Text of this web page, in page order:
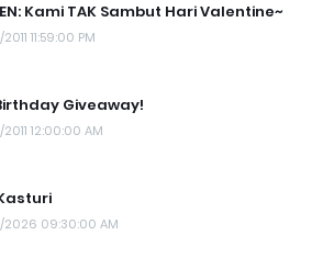
Kami TAK Sambut Hari Valentine~
11:59:00 PM
Giveaway!
2011 12:00:00 AM
2026 09:30:00 AM